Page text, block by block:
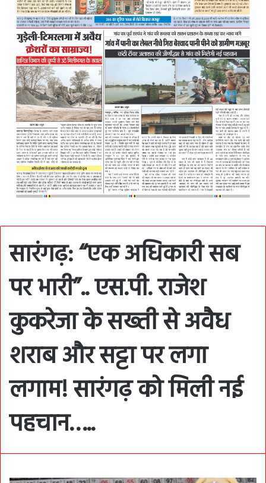
सारंगढ़: “एक अधिकारी सब
पर भारी”.. एस.पी. राजेश
कुकरेजा के सख्ती से अवैध
शराब और सट्टा पर लगा
लगाम! सारंगढ़ को मिली नई
पहचान…..